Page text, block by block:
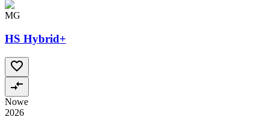
MG
HS Hybrid+
Nowe
2026